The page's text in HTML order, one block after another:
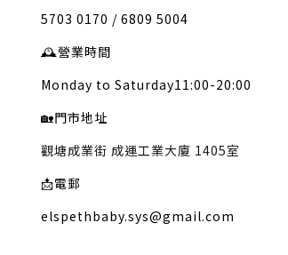
5703 0170 / 6809 5004
🕰️營業時間
Monday to Saturday11:00-20:00
🏡門市地址
觀塘成業街 成運工業大廈 1405室
📩電郵
elspethbaby.sys@gmail.com